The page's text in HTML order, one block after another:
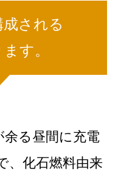
される
す。
余る昼間に充電
、化石燃料由来